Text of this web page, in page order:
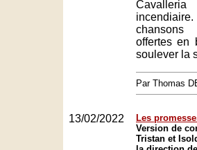
offertes en
soulever la
Par Thomas
13/02/2022
Les
Version de
Tristan et